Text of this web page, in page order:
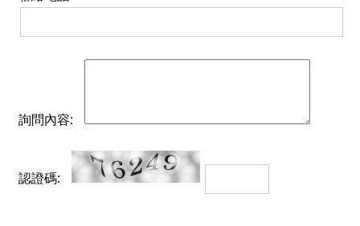
詢問內容:
認證碼: